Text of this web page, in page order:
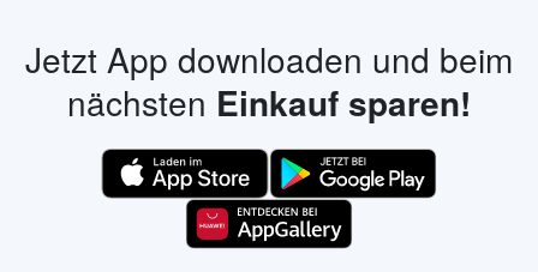
Jetzt App downloaden und beim
nächsten Einkauf sparen!